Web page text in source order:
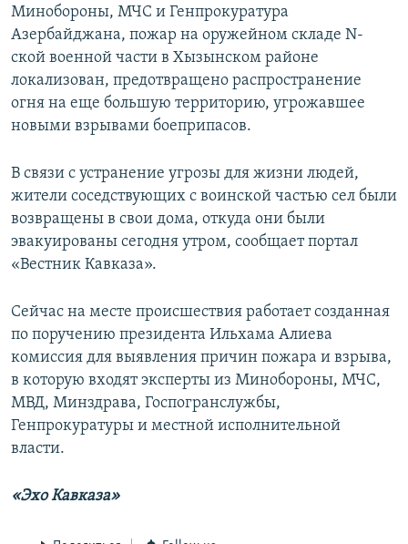
поиску
НАГОРНЫЙ КАРАБАХ
КУЛЬТУРА
СПОРТ
АРХИВ
Հայերեն
English
Русский
Минобороны, МЧС и Генпрокуратура
Азербайджана, пожар на оружейном складе N-
ской военной части в Хызынском районе
локализован, предотвращено распространение
огня на еще большую территорию, угрожавшее
новыми взрывами боеприпасов.
В связи с устранение угрозы для жизни людей,
жители соседствующих с воинской частью сел были
возвращены в свои дома, откуда они были
эвакуированы сегодня утром, сообщает портал
«Вестник Кавказа».
Сейчас на месте происшествия работает созданная
по поручению президента Ильхама Алиева
комиссия для выявления причин пожара и взрыва,
в которую входят эксперты из Минобороны, МЧС,
МВД, Минздрава, Госпогранслужбы,
Генпрокуратуры и местной исполнительной
власти.
«Эхо Кавказа»